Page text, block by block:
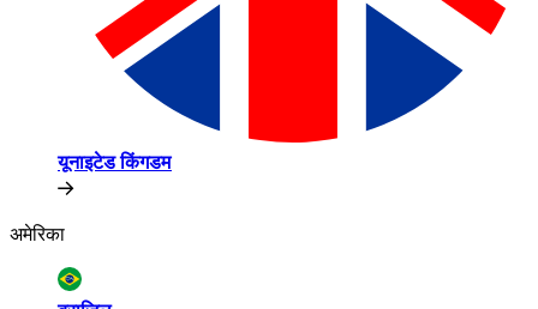
यूनाइटेड किंगडम​​
अमेरिका​​